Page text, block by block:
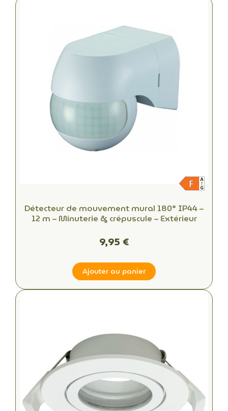
Détecteur de mouvement mural 180° IP44 –
12 m – Minuterie & crépuscule – Extérieur
9,95 €
Ajouter au panier